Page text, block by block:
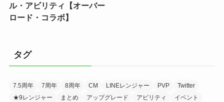
ル・アビリティ【オーバー
ロード・コラボ】
タグ
7.5周年 7周年 8周年 CM LINEレンジャー PVP
Twitter
★9レンジャー
まとめ アップグレード アビリティ イベント